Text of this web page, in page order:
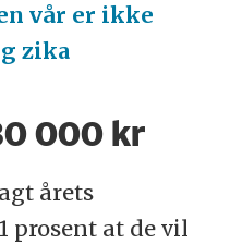
vår er ikke
zika
000 kr
årets
prosent at de vil